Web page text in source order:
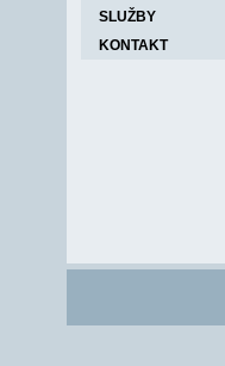
SLUŽBY
KONTAKT